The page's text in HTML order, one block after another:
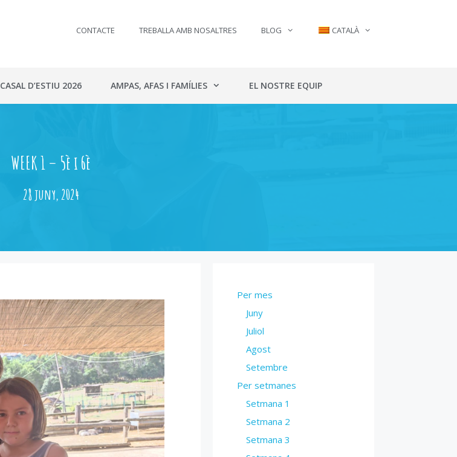
CONTACTE TREBALLA AMB NOSALTRES BLOG CATALÀ
CASAL D’ESTIU 2026 AMPAS, AFAS I FAMÍLIES EL NOSTRE EQUIP
WEEK 1 – 5è i 6è
28 juny, 2024
Per mes
Juny
Juliol
Agost
Setembre
Per setmanes
Setmana 1
Setmana 2
Setmana 3